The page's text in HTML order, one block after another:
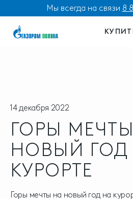
Мы всегда на связи 8
14 декабря 2022
ГОРЫ
НОВЫЙ ГОД
КУРОРТЕ
Горы мечты на новый год на